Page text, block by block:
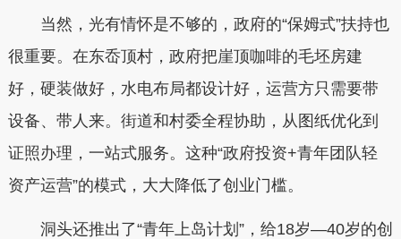
当然，光有情怀是不够的，政府的“保姆式”扶持也
很重要。在东岙顶村，政府把崖顶咖啡的毛坯房建
好，硬装做好，水电布局都设计好，运营方只需要带
设备、带人来。街道和村委全程协助，从图纸优化到
证照办理，一站式服务。这种“政府投资+青年团队轻
资产运营”的模式，大大降低了创业门槛。
洞头还推出了“青年上岛计划”，给18岁—40岁的创